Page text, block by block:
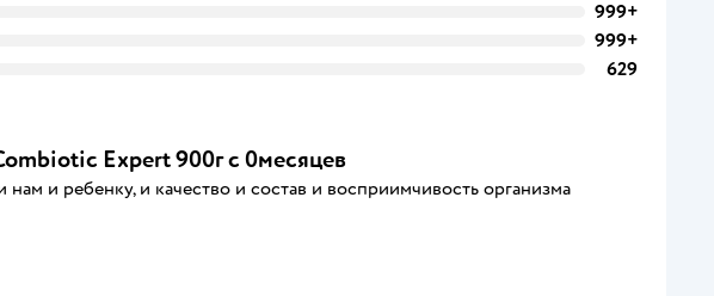
999+
999+
629
Expert 900г с 0месяцев
нам и ребенку, и качество и состав и восприимчивость организма